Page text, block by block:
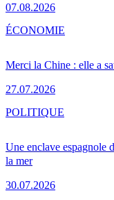
07.08.2026
Merci la Chine : elle a
27.07.2026
ÉCONOMIE
Une enclave espagnole
la mer
30.07.2026
POLITIQUE